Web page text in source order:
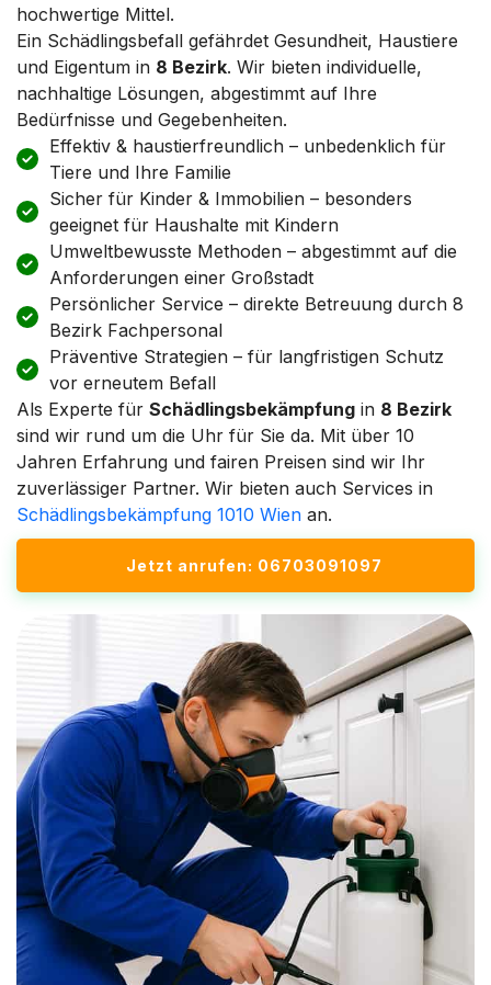
hochwertige Mittel.
Ein Schädlingsbefall gefährdet Gesundheit, Haustiere
und Eigentum in 8 Bezirk. Wir bieten individuelle,
nachhaltige Lösungen, abgestimmt auf Ihre
Bedürfnisse und Gegebenheiten.
Effektiv & haustierfreundlich – unbedenklich für
Tiere und Ihre Familie
Sicher für Kinder & Immobilien – besonders
geeignet für Haushalte mit Kindern
Umweltbewusste Methoden – abgestimmt auf die
Anforderungen einer Großstadt
Persönlicher Service – direkte Betreuung durch 8
Bezirk Fachpersonal
Präventive Strategien – für langfristigen Schutz
vor erneutem Befall
Als Experte für Schädlingsbekämpfung in 8 Bezirk
sind wir rund um die Uhr für Sie da. Mit über 10
Jahren Erfahrung und fairen Preisen sind wir Ihr
zuverlässiger Partner. Wir bieten auch Services in
Schädlingsbekämpfung 1010 Wien an.
Jetzt anrufen: 06703091097